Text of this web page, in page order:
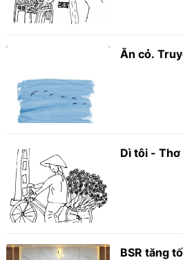
Ăn cỏ.
Dì tôi -
BSR tăng